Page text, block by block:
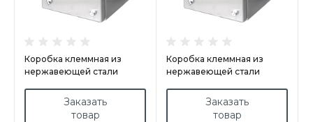
Коробка клеммная из
нержавеющей стали
Заказать
товар
Коробка клеммная из
нержавеющей стали
Заказать
товар